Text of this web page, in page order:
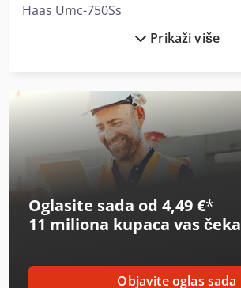
Haas Umc-750Ss
Heller H 5000
Homag Centateq N-500
Makino F5
Makino U6 H.e.a.t.
Makino V33I
Makino V33I Graphite
Prikaži više
Oglasite sada od 4,49 €*
11 miliona kupaca vas čeka
Objavite oglas sada